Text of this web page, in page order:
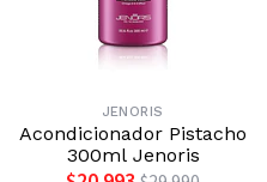
JENORIS
Acondicionador Pistacho
300ml Jenoris